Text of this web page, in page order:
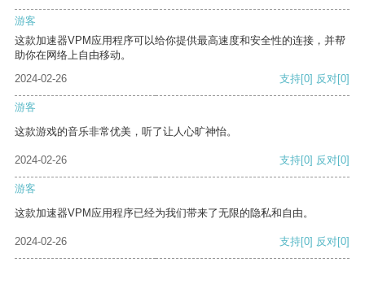
游客
这款加速器VPM应用程序可以给你提供最高速度和安全性的连接，并帮
助你在网络上自由移动。
2024-02-26
支持[0] 反对[0]
游客
这款游戏的音乐非常优美，听了让人心旷神怡。
2024-02-26 支持[0] 反对[0]
游客
这款加速器VPM应用程序已经为我们带来了无限的隐私和自由。
2024-02-26 支持[0] 反对[0]